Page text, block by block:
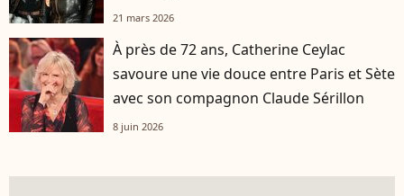
21 mars 2026
À près de 72 ans, Catherine Ceylac
savoure une vie douce entre Paris et Sète
avec son compagnon Claude Sérillon
8 juin 2026